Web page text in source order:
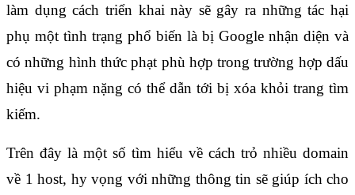
làm dụng cách triển khai này sẽ gây ra những tác hại
phụ một tình trạng phổ biến là bị Google nhận diện và
có những hình thức phạt phù hợp trong trường hợp dấu
hiệu vi phạm nặng có thể dẫn tới bị xóa khỏi trang tìm
kiếm.
Trên đây là một số tìm hiểu về cách trỏ nhiều domain
về 1 host, hy vọng với những thông tin sẽ giúp ích cho